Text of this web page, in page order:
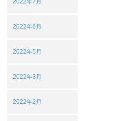
2022年6月
2022年5月
2022年3月
2022年2月